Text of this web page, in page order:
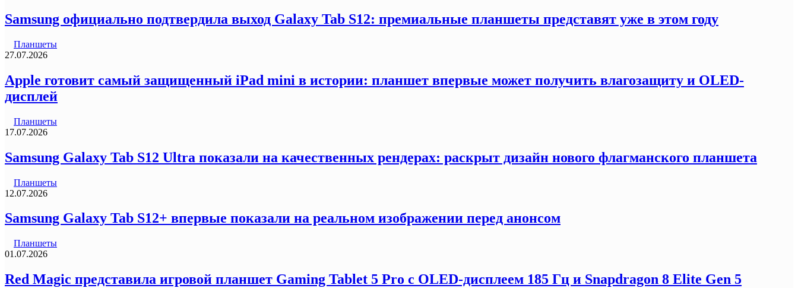
Samsung официально подтвердила выход Galaxy Tab S12: премиальные планшеты представят уже в этом году
Планшеты
27.07.2026
Apple готовит самый защищенный iPad mini в истории: планшет впервые может получить влагозащиту и OLED-
дисплей
Планшеты
17.07.2026
Samsung Galaxy Tab S12 Ultra показали на качественных рендерах: раскрыт дизайн нового флагманского планшета
Планшеты
12.07.2026
Samsung Galaxy Tab S12+ впервые показали на реальном изображении перед анонсом
Планшеты
01.07.2026
Red Magic представила игровой планшет Gaming Tablet 5 Pro с OLED-дисплеем 185 Гц и Snapdragon 8 Elite Gen 5